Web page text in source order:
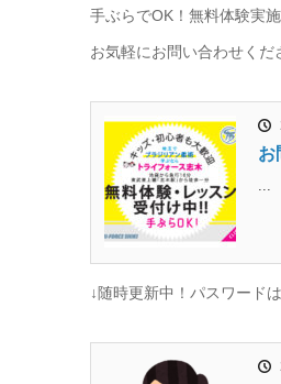
手ぶらでOK！無料体験実施
お気軽にお問い合わせくだ
お
...
↓随時更新中！パスワード